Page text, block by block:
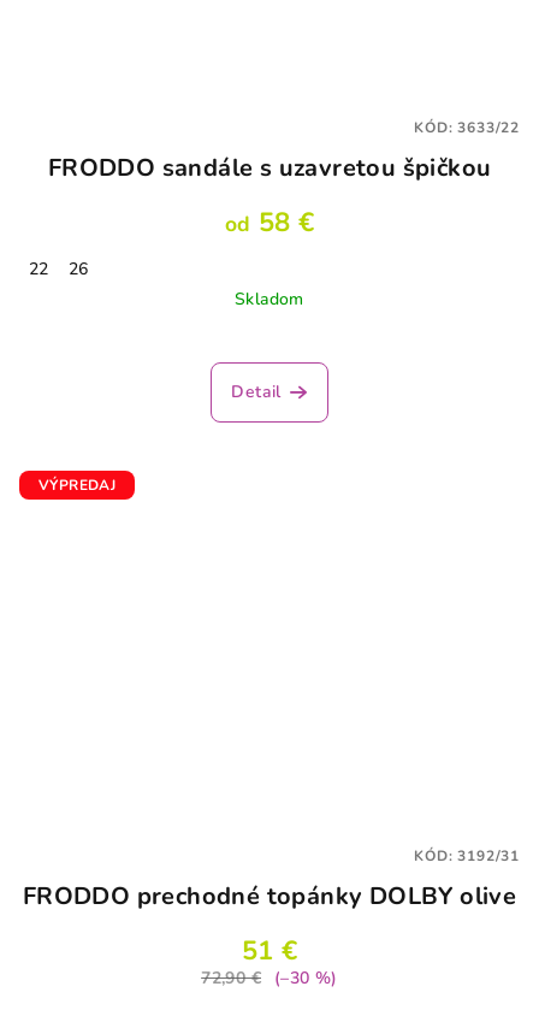
FRODDO sandále s uzavretou špičkou
od 58 €
22
26
Skladom
Detail
KÓD:3633/22
VÝPREDAJ
FRODDO prechodné topánky DOLBY olive
51 €
72,90 €
(–30 %)
KÓD:3192/31